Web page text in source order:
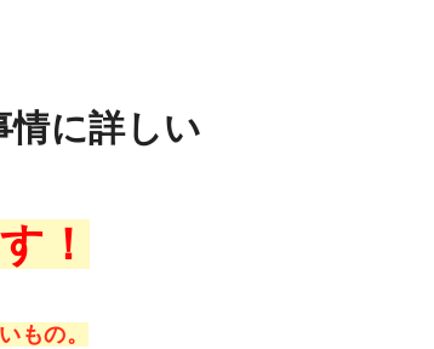
情に詳しい
！
もの。